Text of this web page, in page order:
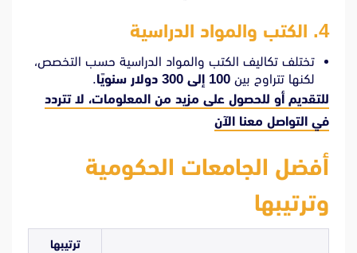
4. الكتب والمواد الدراسية
تختلف تكاليف الكتب والمواد الدراسية حسب التخصص،
لكنها تتراوح بين 100 إلى 300 دولار سنويًا
.
للتقديم أو للحصول على مزيد من المعلومات، لا تتردد
في التواصل معنا الآن
أفضل الجامعات الحكومية
وترتيبها
ترتيبها